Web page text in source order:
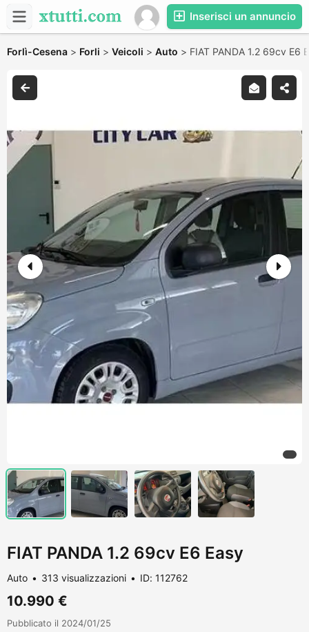
Inserisci un annuncio
Forlì-Cesena > Forli > Veicoli > Auto > FIAT PANDA 1.2 69cv E6
FIAT PANDA 1.2 69cv E6 Easy
Auto 313 visualizzazioni ID: 112762
10.990 €
Pubblicato il 2024/01/25